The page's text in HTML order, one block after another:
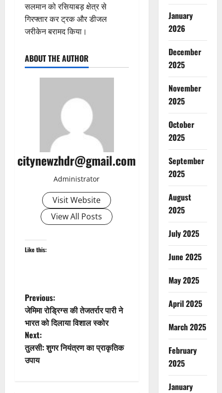
सलमान को रसियाबड़ क्षेत्र से
गिरफ्तार कर ट्रक और डीजल
जरीकेन बरामद किया।
ABOUT THE AUTHOR
citynewzhdr@gmail.com
Administrator
Visit Website
View All Posts
Like this:
P
o
s
t
Previous:
जेमिमा रोड्रिग्स की तेजतर्रार पारी ने
भारत को दिलाया विशाल स्कोर
Next:
तुलसी: शुगर नियंत्रण का प्राकृतिक
उपाय
January
2026
December
2025
November
2025
October
2025
September
2025
August
2025
July 2025
June 2025
May 2025
April 2025
March 2025
February
2025
January